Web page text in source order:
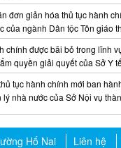
đơn giản hóa thủ tục hành
của ngành Dân tộc Tôn giáo
chính được bãi bỏ trong lĩnh
quyền giải quyết của Sở Y
tục hành chính mới ban
nhà nước của Sở Nội vụ
Hố Nai Liên hệ